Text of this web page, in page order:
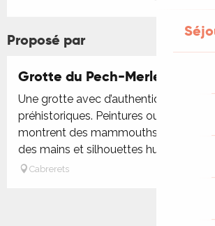
Proposé par
Grotte du Pech-Merle
Une grotte avec d’authentiques dessins
préhistoriques. Peintures ou gravures,
montrent des mammouths, des
des mains et silhouettes humaines....
Cabrerets